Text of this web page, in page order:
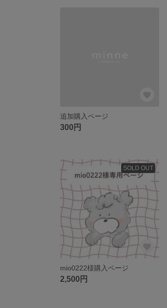
追加購入ページ
300円
SOLD OUT
mio0222様購入ページ
2,500円